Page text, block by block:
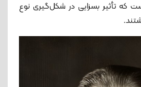
که تأثیر بسزایی در شکل‌گیری نوع